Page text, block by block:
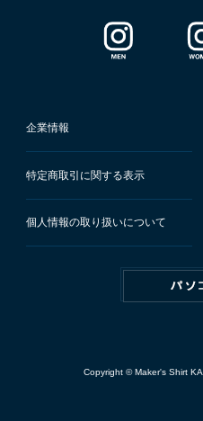
企業情報
特定商取引に関する表示
個人情報の取り扱いについて
Copyright © Maker's Shirt